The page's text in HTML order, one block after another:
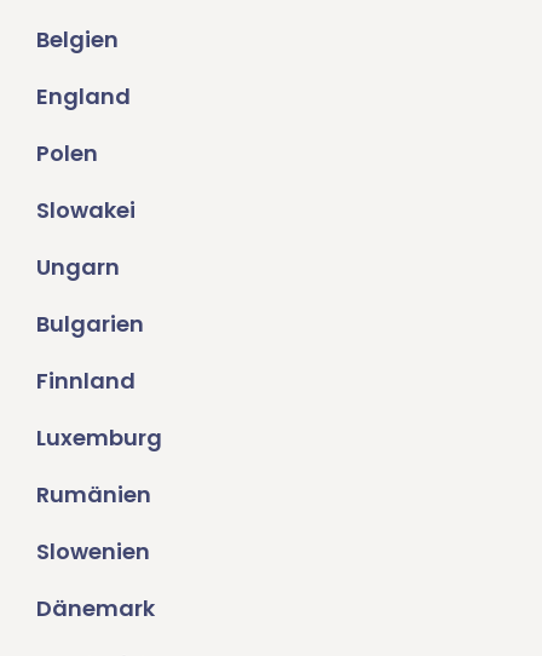
Belgien
England
Polen
Slowakei
Ungarn
Bulgarien
Finnland
Luxemburg
Rumänien
Slowenien
Dänemark